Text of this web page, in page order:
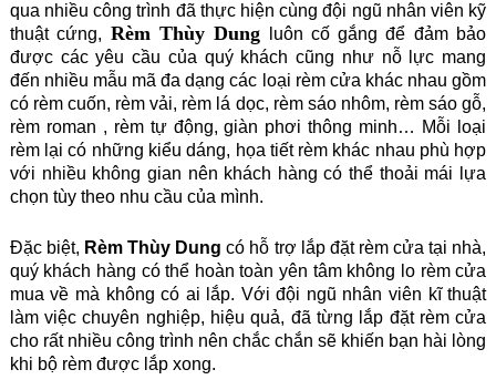
qua nhiều công trình đã thực hiện cùng đội ngũ nhân viên kỹ
thuật cứng, Rèm Thùy Dung luôn cố gắng để đảm bảo
được các yêu cầu của quý khách cũng như nỗ lực mang
đến nhiều mẫu mã đa dạng các loại rèm cửa khác nhau gồm
có rèm cuốn, rèm vải, rèm lá dọc, rèm sáo nhôm, rèm sáo gỗ,
rèm roman , rèm tự động, giàn phơi thông minh… Mỗi loại
rèm lại có những kiểu dáng, họa tiết rèm khác nhau phù hợp
với nhiều không gian nên khách hàng có thể thoải mái lựa
chọn tùy theo nhu cầu của mình.
Đặc biệt, Rèm Thùy Dung có hỗ trợ lắp đặt rèm cửa tại nhà,
quý khách hàng có thể hoàn toàn yên tâm không lo rèm cửa
mua về mà không có ai lắp. Với đội ngũ nhân viên kĩ thuật
làm việc chuyên nghiệp, hiệu quả, đã từng lắp đặt rèm cửa
cho rất nhiều công trình nên chắc chắn sẽ khiến bạn hài lòng
khi bộ rèm được lắp xong.